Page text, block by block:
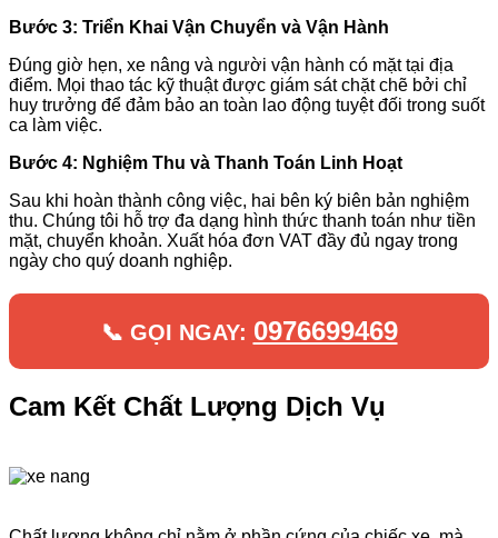
Bước 3: Triển Khai Vận Chuyển và Vận Hành
Đúng giờ hẹn, xe nâng và người vận hành có mặt tại địa
điểm. Mọi thao tác kỹ thuật được giám sát chặt chẽ bởi chỉ
huy trưởng để đảm bảo an toàn lao động tuyệt đối trong suốt
ca làm việc.
Bước 4: Nghiệm Thu và Thanh Toán Linh Hoạt
Sau khi hoàn thành công việc, hai bên ký biên bản nghiệm
thu. Chúng tôi hỗ trợ đa dạng hình thức thanh toán như tiền
mặt, chuyển khoản. Xuất hóa đơn VAT đầy đủ ngay trong
ngày cho quý doanh nghiệp.
📞 GỌI NGAY: 0976699469
Cam Kết Chất Lượng Dịch Vụ